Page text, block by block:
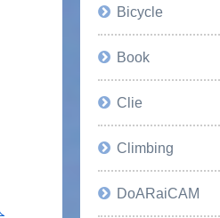
Bicycle
Book
Clie
Climbing
DoARaiCAM